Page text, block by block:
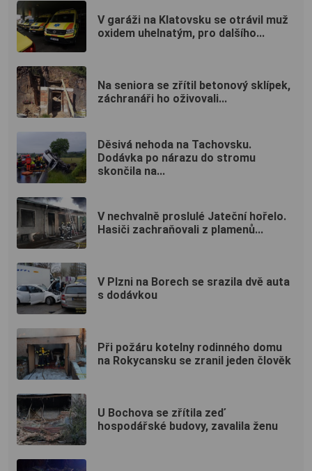
V garáži na Klatovsku se otrávil muž
oxidem uhelnatým, pro dalšího...
Na seniora se zřítil betonový sklípek,
záchranáři ho oživovali...
Děsivá nehoda na Tachovsku.
Dodávka po nárazu do stromu
skončila na...
V nechvalně proslulé Jateční hořelo.
Hasiči zachraňovali z plamenů...
V Plzni na Borech se srazila dvě auta
s dodávkou
Při požáru kotelny rodinného domu
na Rokycansku se zranil jeden člověk
U Bochova se zřítila zeď
hospodářské budovy, zavalila ženu